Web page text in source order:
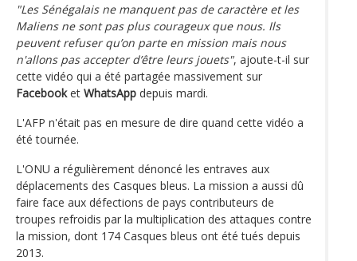
"Les Sénégalais ne manquent pas de caractère et les
Maliens ne sont pas plus courageux que nous. Ils
peuvent refuser qu’on parte en mission mais nous
n'allons pas accepter d’être leurs jouets", ajoute-t-il sur
cette vidéo qui a été partagée massivement sur
Facebooket WhatsApp depuis mardi.
L'AFP n'était pas en mesure de dire quand cette vidéo a
été tournée.
L'ONU a régulièrement dénoncé les entraves aux
déplacements des Casques bleus. La mission a aussi dû
faire face aux défections de pays contributeurs de
troupes refroidis par la multiplication des attaques contre
la mission, dont 174 Casques bleus ont été tués depuis
2013.